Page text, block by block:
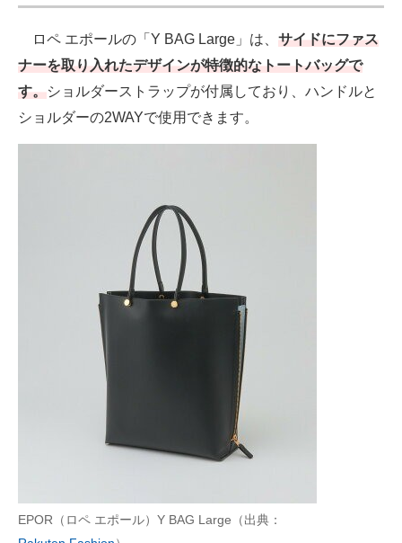
ロペ エポールの「Y BAG Large」は、 サイドにファス
ナーを取り入れたデザインが特徴的なトートバッグで
す。ショルダーストラップが付属しており、ハンドルと
ショルダーの2WAYで使用できます。
EPOR（ロペ エポール）Y BAG Large（出典：